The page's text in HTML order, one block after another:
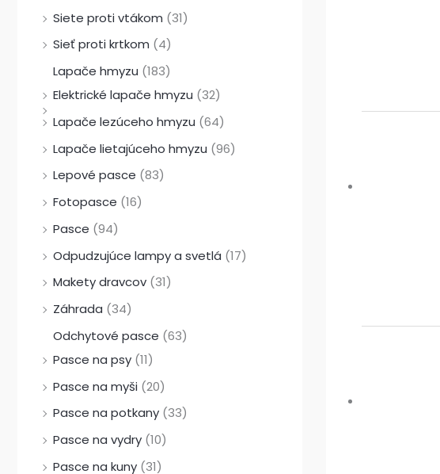
Siete proti vtákom (31)
Sieť proti krtkom (4)
Lapače hmyzu (183)
Elektrické lapače hmyzu (32)
Lapače lezúceho hmyzu (64)
Lapače lietajúceho hmyzu (96)
Lepové pasce (83)
Fotopasce (16)
Pasce (94)
Odpudzujúce lampy a svetlá (17)
Makety dravcov (31)
Záhrada (34)
Odchytové pasce (63)
Pasce na psy (11)
Pasce na myši (20)
Pasce na potkany (33)
Pasce na vydry (10)
Pasce na kuny (31)